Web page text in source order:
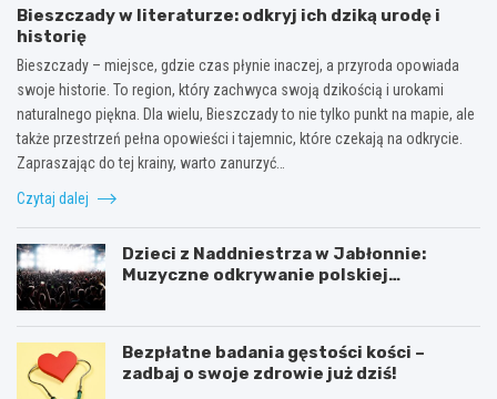
Bieszczady w literaturze: odkryj ich dziką urodę i
historię
Bieszczady – miejsce, gdzie czas płynie inaczej, a przyroda opowiada
swoje historie. To region, który zachwyca swoją dzikością i urokami
naturalnego piękna. Dla wielu, Bieszczady to nie tylko punkt na mapie, ale
także przestrzeń pełna opowieści i tajemnic, które czekają na odkrycie.
Zapraszając do tej krainy, warto zanurzyć…
Czytaj dalej
Dzieci z Naddniestrza w Jabłonnie:
Muzyczne odkrywanie polskiej
Bezpłatne badania gęstości kości –
zadbaj o swoje zdrowie już dziś!